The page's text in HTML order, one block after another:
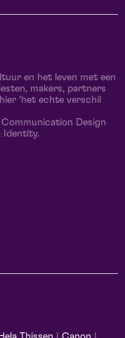
en het leven met een
makers, partners
‘het echte verschil
Design
Identity.